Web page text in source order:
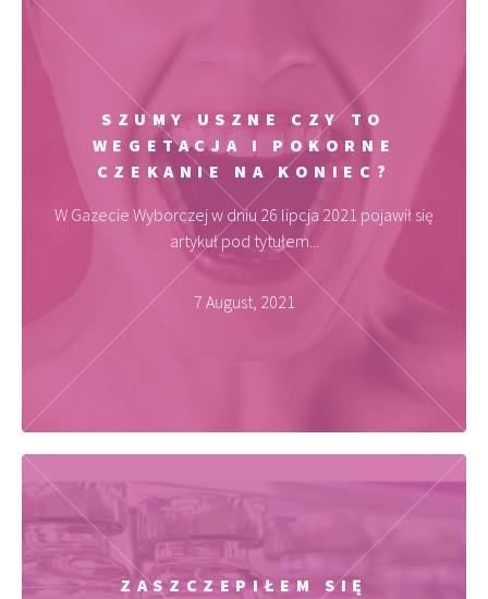
SZUMY USZNE CZY TO
WEGETACJA I POKORNE
CZEKANIE NA KONIEC?
W Gazecie Wyborczej w dniu 26 lipcja 2021 pojawił się
artykuł pod tytułem...
7 August, 2021
ZASZCZEPIŁEM SIĘ